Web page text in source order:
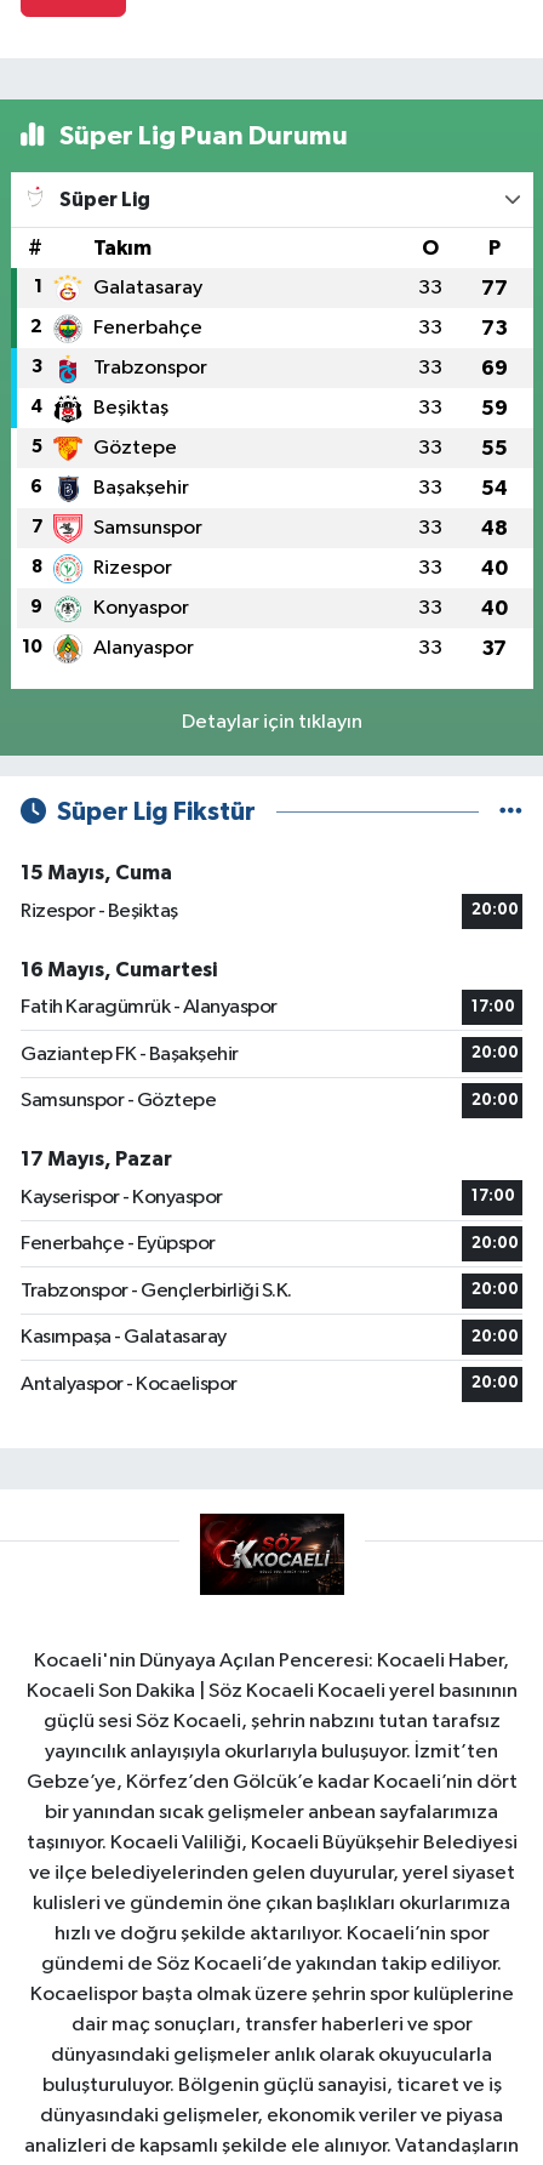
Süper Lig Puan Durumu
Süper Lig
# Takım O P
1 Galatasaray 33 77
2 Fenerbahçe 33 73
3 Trabzonspor 33 69
4 Beşiktaş 33 59
5 Göztepe 33 55
6 Başakşehir 33 54
7 Samsunspor 33 48
8 Rizespor 33 40
9 Konyaspor 33 40
10 Alanyaspor 33 37
Detaylar için tıklayın
Süper Lig Fikstür
15 Mayıs, Cuma
Rizespor - Beşiktaş
20:00
16 Mayıs, Cumartesi
Fatih Karagümrük - Alanyaspor
17:00
Gaziantep FK - Başakşehir 20:00
Samsunspor - Göztepe 20:00
17 Mayıs, Pazar
Kayserispor - Konyaspor
17:00
Fenerbahçe - Eyüpspor 20:00
Trabzonspor - Gençlerbirliği S.K. 20:00
Kasımpaşa - Galatasaray 20:00
Antalyaspor - Kocaelispor 20:00
Kocaeli'nin Dünyaya Açılan Penceresi: Kocaeli Haber,
Kocaeli Son Dakika | Söz Kocaeli Kocaeli yerel basınının
güçlü sesi Söz Kocaeli, şehrin nabzını tutan tarafsız
yayıncılık anlayışıyla okurlarıyla buluşuyor. İzmit’ten
Gebze’ye, Körfez’den Gölcük’e kadar Kocaeli’nin dört
bir yanından sıcak gelişmeler anbean sayfalarımıza
taşınıyor. Kocaeli Valiliği, Kocaeli Büyükşehir Belediyesi
ve ilçe belediyelerinden gelen duyurular, yerel siyaset
kulisleri ve gündemin öne çıkan başlıkları okurlarımıza
hızlı ve doğru şekilde aktarılıyor. Kocaeli’nin spor
gündemi de Söz Kocaeli’de yakından takip ediliyor.
Kocaelispor başta olmak üzere şehrin spor kulüplerine
dair maç sonuçları, transfer haberleri ve spor
dünyasındaki gelişmeler anlık olarak okuyucularla
buluşturuluyor. Bölgenin güçlü sanayisi, ticaret ve iş
dünyasındaki gelişmeler, ekonomik veriler ve piyasa
analizleri de kapsamlı şekilde ele alınıyor. Vatandaşların